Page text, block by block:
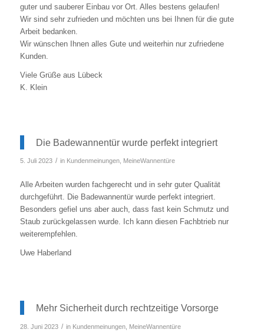
guter und sauberer Einbau vor Ort. Alles bestens gelaufen!
Wir sind sehr zufrieden und möchten uns bei Ihnen für die gute
Arbeit bedanken.
Wir wünschen Ihnen alles Gute und weiterhin nur zufriedene
Kunden.
Viele Grüße aus Lübeck
K. Klein
Die Badewannentür wurde perfekt integriert
5. Juli 2023 / in Kundenmeinungen, MeineWannentüre
Alle Arbeiten wurden fachgerecht und in sehr guter Qualität
durchgeführt. Die Badewannentür wurde perfekt integriert.
Besonders gefiel uns aber auch, dass fast kein Schmutz und
Staub zurückgelassen wurde. Ich kann diesen Fachbtrieb nur
weiterempfehlen.
Uwe Haberland
Mehr Sicherheit durch rechtzeitige Vorsorge
28. Juni 2023 / in Kundenmeinungen, MeineWannentüre